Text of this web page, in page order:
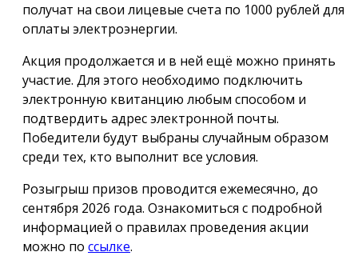
получат на свои лицевые счета по 1000 рублей для
оплаты электроэнергии.
Акция продолжается и в ней ещё можно принять
участие. Для этого необходимо подключить
электронную квитанцию любым способом и
подтвердить адрес электронной почты.
Победители будут выбраны случайным образом
среди тех, кто выполнит все условия.
Розыгрыш призов проводится ежемесячно, до
сентября 2026 года. Ознакомиться с подробной
информацией о правилах проведения акции
можно по ссылке.